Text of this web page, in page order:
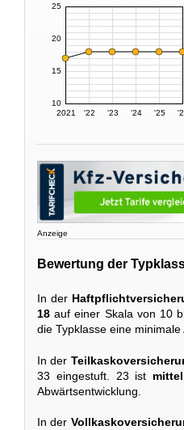
2021 '22 '23 '24 '25
10
15
20
25
Anzeige
Bewertung der
In der
18 auf einer Skala von 10
die Typklasse eine minimale
In der
33 eingestuft. 23 ist
Abwärtsentwicklung.
In der